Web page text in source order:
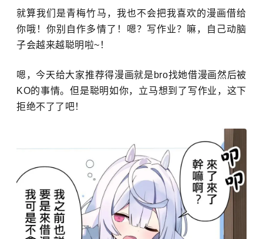
就算我们是青梅竹马，我也不会把我喜欢的漫画借给
你哦！你别自作多情了！嗯？写作业？嘛，自己动脑
子会越来越聪明啦~！
嗯，今天给大家推荐得漫画就是bro找她借漫画然后被
KO的事情。但是聪明如你，立马想到了写作业，这下
拒绝不了了吧！